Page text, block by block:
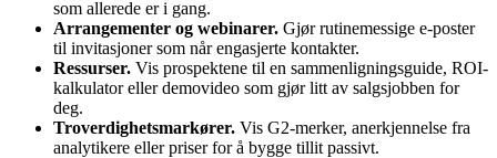
som allerede er i gang.
Arrangementer og webinarer. Gjør rutinemessige e-poster
til invitasjoner som når engasjerte kontakter.
Ressurser. Vis prospektene til en sammenligningsguide, ROI-
kalkulator eller demovideo som gjør litt av salgsjobben for
deg.
Troverdighetsmarkører. Vis G2-merker, anerkjennelse fra
analytikere eller priser for å bygge tillit passivt.